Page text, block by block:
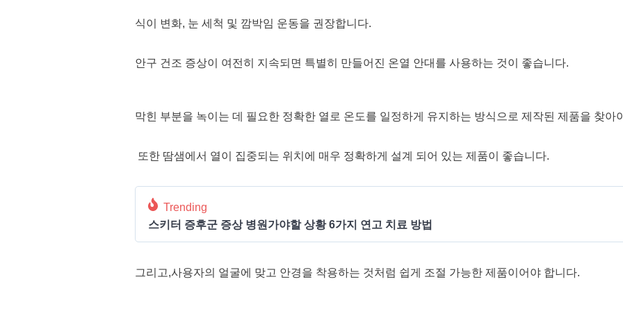
식이 변화, 눈 세척 및 깜박임 운동을 권장합니다.
안구 건조 증상이 여전히 지속되면 특별히 만들어진 온열 안대를 사용하는 것이 좋습니다.
막힌 부분을 녹이는 데 필요한 정확한 열로 온도를 일정하게 유지하는 방식으로 제작된 제품을 찾아
또한 땀샘에서 열이 집중되는 위치에 매우 정확하게 설계 되어 있는 제품이 좋습니다.
Trending
스키터 증후군 증상 병원가야할 상황 6가지 연고 치료 방법
그리고,사용자의 얼굴에 맞고 안경을 착용하는 것처럼 쉽게 조절 가능한 제품이어야 합니다.